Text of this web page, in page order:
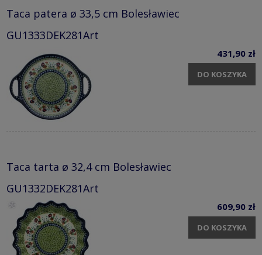
Taca patera ø 33,5 cm Bolesławiec
GU1333DEK281Art
431,90 zł
DO KOSZYKA
Taca tarta ø 32,4 cm Bolesławiec
GU1332DEK281Art
609,90 zł
DO KOSZYKA